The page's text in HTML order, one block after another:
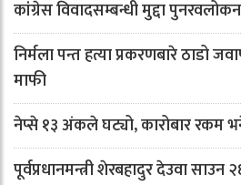
कांग्रेस विवादसम्बन्धी मुद्दा
निर्मला पन्त हत्या प्रकरणबारे ठाडो
माफी
नेप्से १३ अंकले घट्यो, कारोबार रकम
पूर्वप्रधानमन्त्री शेरबहादुर देउवा